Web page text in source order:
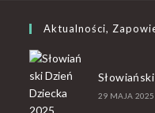
Aktualności,
29 MAJA 2025